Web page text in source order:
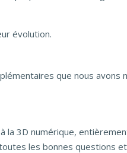
évolution.
que nous avons
la 3D numérique,
les bonnes questions